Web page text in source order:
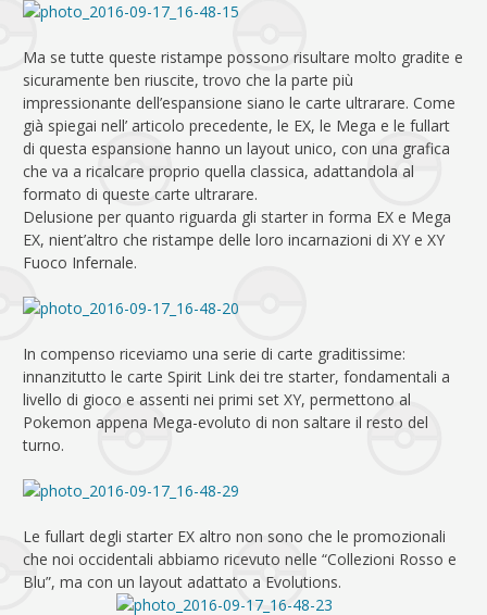
Ma se tutte queste ristampe possono risultare molto gradite e
sicuramente ben riuscite, trovo che la parte più
impressionante dell’espansione siano le carte ultrarare. Come
già spiegai nell’ articolo precedente, le EX, le Mega e le fullart
di questa espansione hanno un layout unico, con una grafica
che va a ricalcare proprio quella classica, adattandola al
formato di queste carte ultrarare.
Delusione per quanto riguarda gli starter in forma EX e Mega
EX, nient’altro che ristampe delle loro incarnazioni di XY e XY
Fuoco Infernale.
In compenso riceviamo una serie di carte graditissime:
innanzitutto le carte Spirit Link dei tre starter, fondamentali a
livello di gioco e assenti nei primi set XY, permettono al
Pokemon appena Mega-evoluto di non saltare il resto del
turno.
Le fullart degli starter EX altro non sono che le promozionali
che noi occidentali abbiamo ricevuto nelle “Collezioni Rosso e
Blu”, ma con un layout adattato a Evolutions.